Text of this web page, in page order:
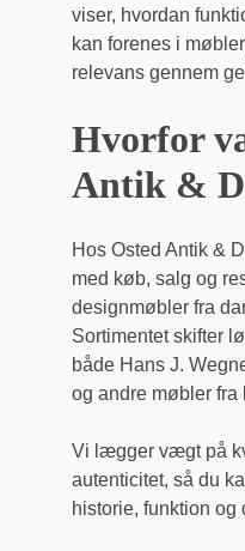
viser, hvordan
kan forenes i
relevans gennem
Hvorfor
Antik &
Hos Osted Antik &
med køb, salg og
designmøbler fra
Sortimentet skifter
både Hans J.
og andre møbler fra
Vi lægger vægt på
autenticitet, så du
historie, funktion